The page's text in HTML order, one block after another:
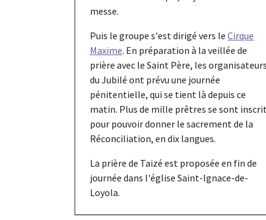
messe.
Puis le groupe s'est dirigé vers le Cirque
Maxime. En préparation à la veillée de
prière avec le Saint Père, les organisateurs
du Jubilé ont prévu une journée
pénitentielle, qui se tient là depuis ce
matin. Plus de mille prêtres se sont
pour pouvoir donner le sacrement de la
Réconciliation, en dix langues.
La prière de Taizé est proposée en fin de
journée dans l'église Saint-Ignace-de-
Loyola.